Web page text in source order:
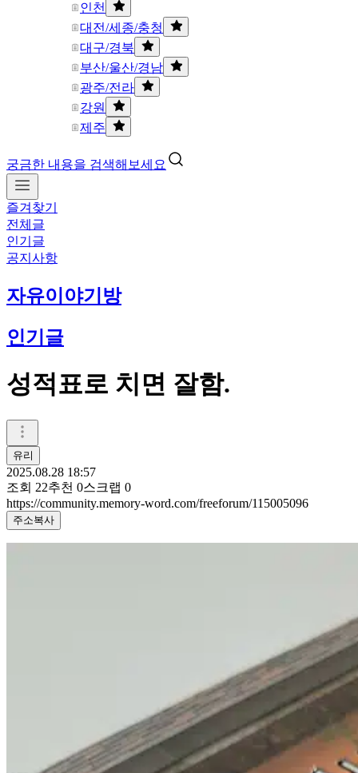
인천
대전/세종/충청
대구/경북
부산/울산/경남
광주/전라
강원
제주
궁금한 내용을 검색해보세요
즐겨찾기
전체글
인기글
공지사항
자유이야기방
인기글
성적표로 치면 잘함.
유리
2025.08.28 18:57
조회 22추천 0스크랩 0
https://community.memory-word.com/freeforum/115005096
주소복사